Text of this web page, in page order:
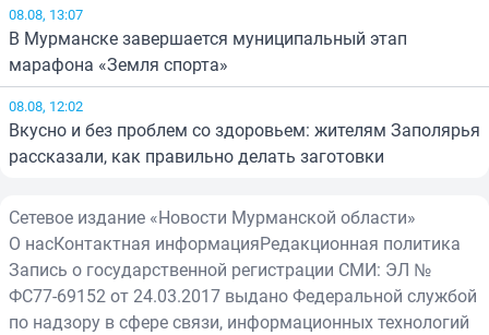
08.08, 13:07
В Мурманске завершается муниципальный этап
марафона «Земля спорта»
08.08, 12:02
Вкусно и без проблем со здоровьем: жителям Заполярья
рассказали, как правильно делать заготовки
Сетевое издание «Новости Мурманской области»
О насКонтактная информацияРедакционная политика
Запись о государственной регистрации СМИ: ЭЛ №
ФС77-69152 от 24.03.2017 выдано Федеральной службой
по надзору в сфере связи, информационных технологий